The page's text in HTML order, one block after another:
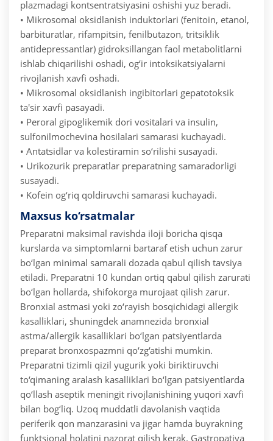
plazmadagi kontsentratsiyasini oshishi yuz beradi.
• Mikrosomal oksidlanish induktorlari (fenitoin, etanol,
barbituratlar, rifampitsin, fenilbutazon, tritsiklik
antidepressantlar) gidroksillangan faol metabolitlarni
ishlab chiqarilishi oshadi, og‘ir intoksikatsiyalarni
rivojlanish xavfi oshadi.
• Mikrosomal oksidlanish ingibitorlari gepatotoksik
ta'sir xavfi pasayadi.
• Peroral gipoglikemik dori vositalari va insulin,
sulfonilmochevina hosilalari samarasi kuchayadi.
• Antatsidlar va kolestiramin so‘rilishi susayadi.
• Urikozurik preparatlar preparatning samaradorligi
susayadi.
• Kofein og‘riq qoldiruvchi samarasi kuchayadi.
Maxsus ko‘rsatmalar
Preparatni maksimal ravishda iloji boricha qisqa
kurslarda va simptomlarni bartaraf etish uchun zarur
bo‘lgan minimal samarali dozada qabul qilish tavsiya
etiladi. Preparatni 10 kundan ortiq qabul qilish zarurati
bo‘lgan hollarda, shifokorga murojaat qilish zarur.
Bronxial astmasi yoki zo‘rayish bosqichidagi allergik
kasalliklari, shuningdek anamnezida bronxial
astma/allergik kasalliklari bo‘lgan patsiyentlarda
preparat bronxospazmni qo‘zg‘atishi mumkin.
Preparatni tizimli qizil yugurik yoki biriktiruvchi
to‘qimaning aralash kasalliklari bo‘lgan patsiyentlarda
qo‘llash aseptik meningit rivojlanishining yuqori xavfi
bilan bog‘liq. Uzoq muddatli davolanish vaqtida
periferik qon manzarasini va jigar hamda buyrakning
funktsional holatini nazorat qilish kerak. Gastropatiya